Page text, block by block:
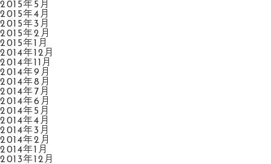
2015年5月
2015年4月
2015年3月
2015年2月
2015年1月
2014年12月
2014年11月
2014年9月
2014年8月
2014年7月
2014年6月
2014年5月
2014年4月
2014年3月
2014年2月
2014年1月
2013年12月